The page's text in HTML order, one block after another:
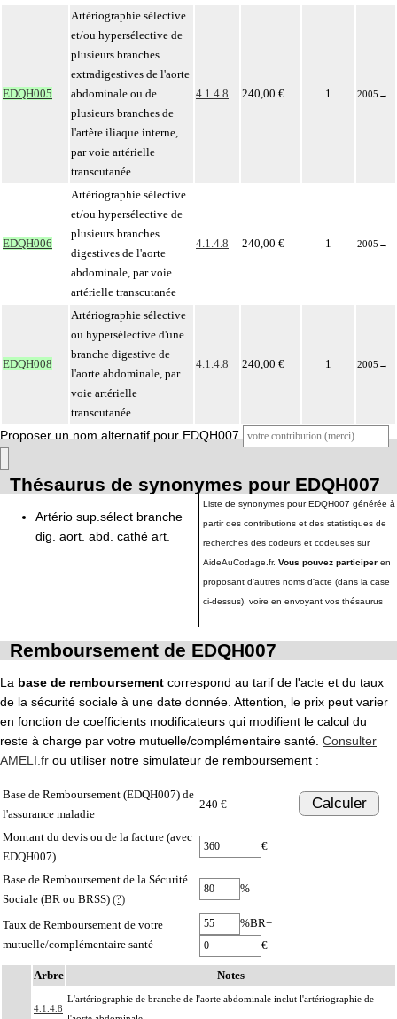
EDQH005
Artériographie sélective
et/ou hypersélective de
plusieurs branches
extradigestives de l'aorte
abdominale ou de
plusieurs branches de
l'artère iliaque interne,
par voie artérielle
transcutanée
4.1.4.8 240,00 € 1 2005 →
EDQH006
Artériographie sélective
et/ou hypersélective de
plusieurs branches
digestives de l'aorte
abdominale, par voie
artérielle transcutanée
4.1.4.8 240,00 € 1 2005 →
EDQH008
Artériographie sélective
ou hypersélective d'une
branche digestive de
l'aorte abdominale, par
voie artérielle
transcutanée
4.1.4.8 240,00 € 1 2005 →
Proposer un nom alternatif pour EDQH007
Thésaurus de synonymes pour EDQH007
Artério sup.sélect branche
dig. aort. abd. cathé art.
Liste de synonymes pour EDQH007 générée à
partir des contributions et des statistiques de
recherches des codeurs et codeuses sur
AideAuCodage.fr. Vous pouvez participer en
proposant d'autres noms d'acte (dans la case
ci-dessus), voire en envoyant vos thésaurus
Remboursement de EDQH007
La base de remboursement correspond au tarif de l'acte et du taux
de la sécurité sociale à une date donnée. Attention, le prix peut varier
en fonction de coefficients modificateurs qui modifient le calcul du
reste à charge par votre mutuelle/complémentaire santé. Consulter
AMELI.fr ou utiliser notre simulateur de remboursement :
Base de Remboursement (EDQH007) de
l'assurance maladie
240 € Calculer
Montant du devis ou de la facture (avec
EDQH007)
€
Base de Remboursement de la Sécurité
Sociale (BR ou BRSS) (?)
%
Taux de Remboursement de votre
mutuelle/complémentaire santé
%BR+
€
Arbre Notes
4.1.4.8
L'artériographie de branche de l'aorte abdominale inclut l'artériographie de